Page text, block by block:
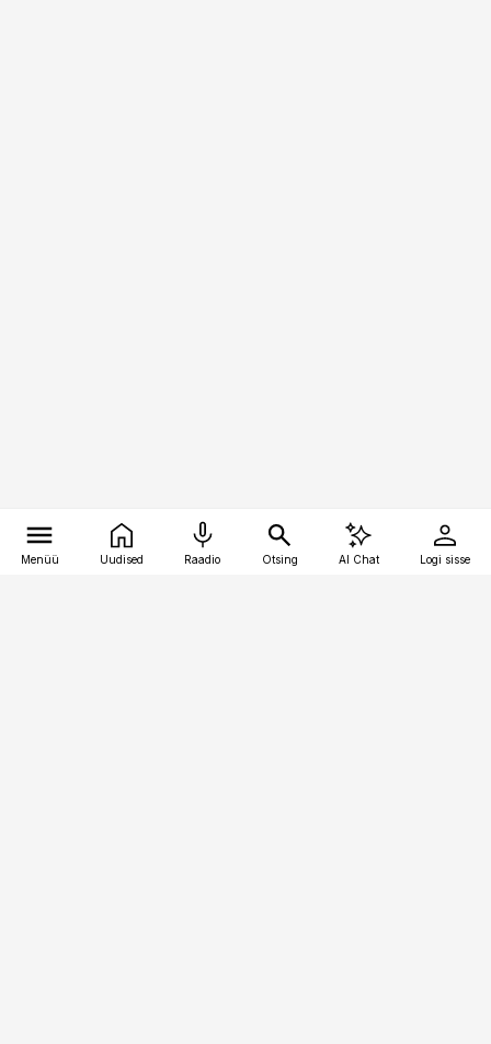
Menüü Uudised Raadio Otsing AI Chat Logi sisse